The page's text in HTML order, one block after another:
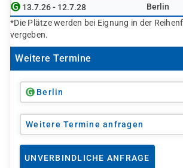
13.7.26 - 12.7.28 Berlin
*Die Plätze werden bei Eignung in der
vergeben.
Weitere Termine
Berlin
Weitere Termine anfragen
UNVERBINDLICHE ANFRAGE